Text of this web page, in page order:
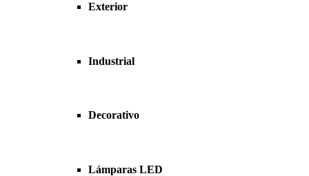
Exterior
Industrial
Decorativo
Lámparas LED